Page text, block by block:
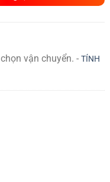
vận chuyển. - TÍNH